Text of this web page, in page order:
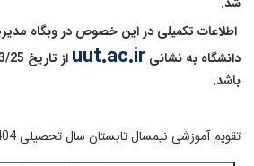
اطلاعات تکمیلی در این خصوص در وبگاه
دانشگاه به نشانی uut.ac.ir
باشد.
تقویم آموزشی نیمسال تابستان سال تحصیلی 1404-1403